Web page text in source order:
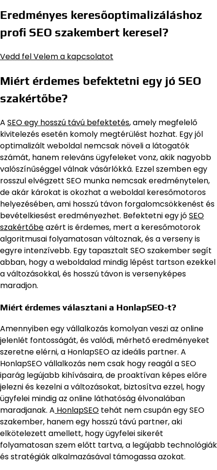
Eredményes keresőoptimalizáláshoz
profi SEO szakembert keresel?
Vedd fel Velem a kapcsolatot
Miért érdemes befektetni egy jó SEO
szakértőbe?
A SEO egy hosszú távú befektetés, amely megfelelő
kivitelezés esetén komoly megtérülést hozhat. Egy jól
optimalizált weboldal nemcsak növeli a látogatók
számát, hanem releváns ügyfeleket vonz, akik nagyobb
valószínűséggel válnak vásárlókká. Ezzel szemben egy
rosszul elvégzett SEO munka nemcsak eredménytelen,
de akár károkat is okozhat a weboldal keresőmotoros
helyezésében, ami hosszú távon forgalomcsökkenést és
bevételkiesést eredményezhet. Befektetni egy jóSEO
szakértőbeazért is érdemes, mert a keresőmotorok
algoritmusai folyamatosan változnak, és a verseny is
egyre intenzívebb. Egy tapasztalt SEO szakember segít
abban, hogy a weboldalad mindig lépést tartson ezekkel
a változásokkal, és hosszú távon is versenyképes
maradjon.
Miért érdemes választani a HonlapSEO-t?
Amennyiben egy vállalkozás komolyan veszi az online
jelenlét fontosságát, és valódi, mérhető eredményeket
szeretne elérni, a HonlapSEO az ideális partner. A
HonlapSEO vállalkozás nem csak hogy reagál a SEO
iparág legújabb kihívásaira, de proaktívan képes előre
jelezni és kezelni a változásokat, biztosítva ezzel, hogy
ügyfelei mindig az online láthatóság élvonalában
maradjanak. A HonlapSEO tehát nem csupán egy SEO
szakember, hanem egy hosszú távú partner, aki
elkötelezett amellett, hogy ügyfelei sikerét
folyamatosan szem előtt tartva, a legújabb technológiák
és stratégiák alkalmazásával támogassa azokat.